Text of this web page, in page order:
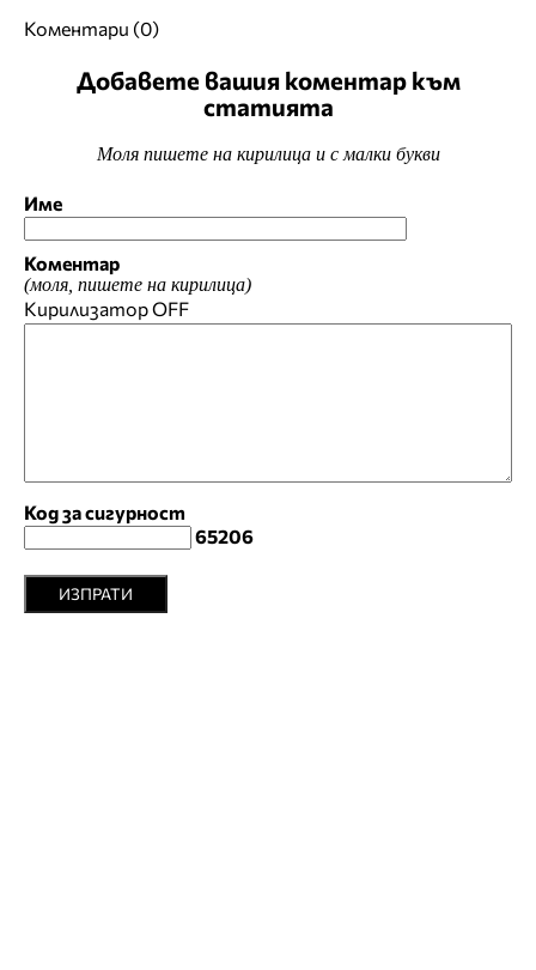
Коментари (0)
Добавете вашия коментар към
статията
Моля пишете на кирилица и с малки букви
Име
Коментар
(моля, пишете на кирилица)
КирилизаторOFF
Код за сигурност
65206
ИЗПРАТИ